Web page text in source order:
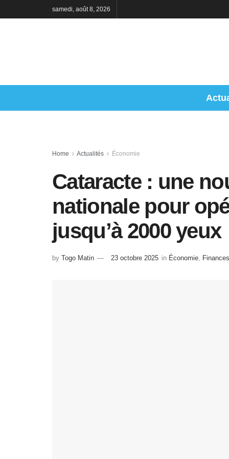
samedi, août 8, 2026
Home Actualités Économie
Cataracte : une
nationale pour
jusqu’à 2000 yeux
by Togo Matin 23 octobre 2025 in Économie